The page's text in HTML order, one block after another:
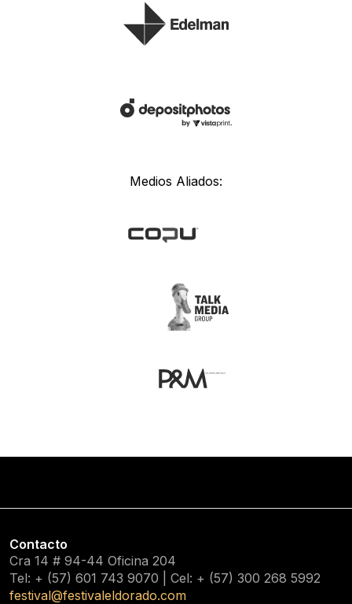
Medios Aliados:
Contacto
Cra 14 # 94-44 Oficina 204
Tel: + (57) 601 743 9070 | Cel: + (57) 300 268 5992
festival@festivaleldorado.com